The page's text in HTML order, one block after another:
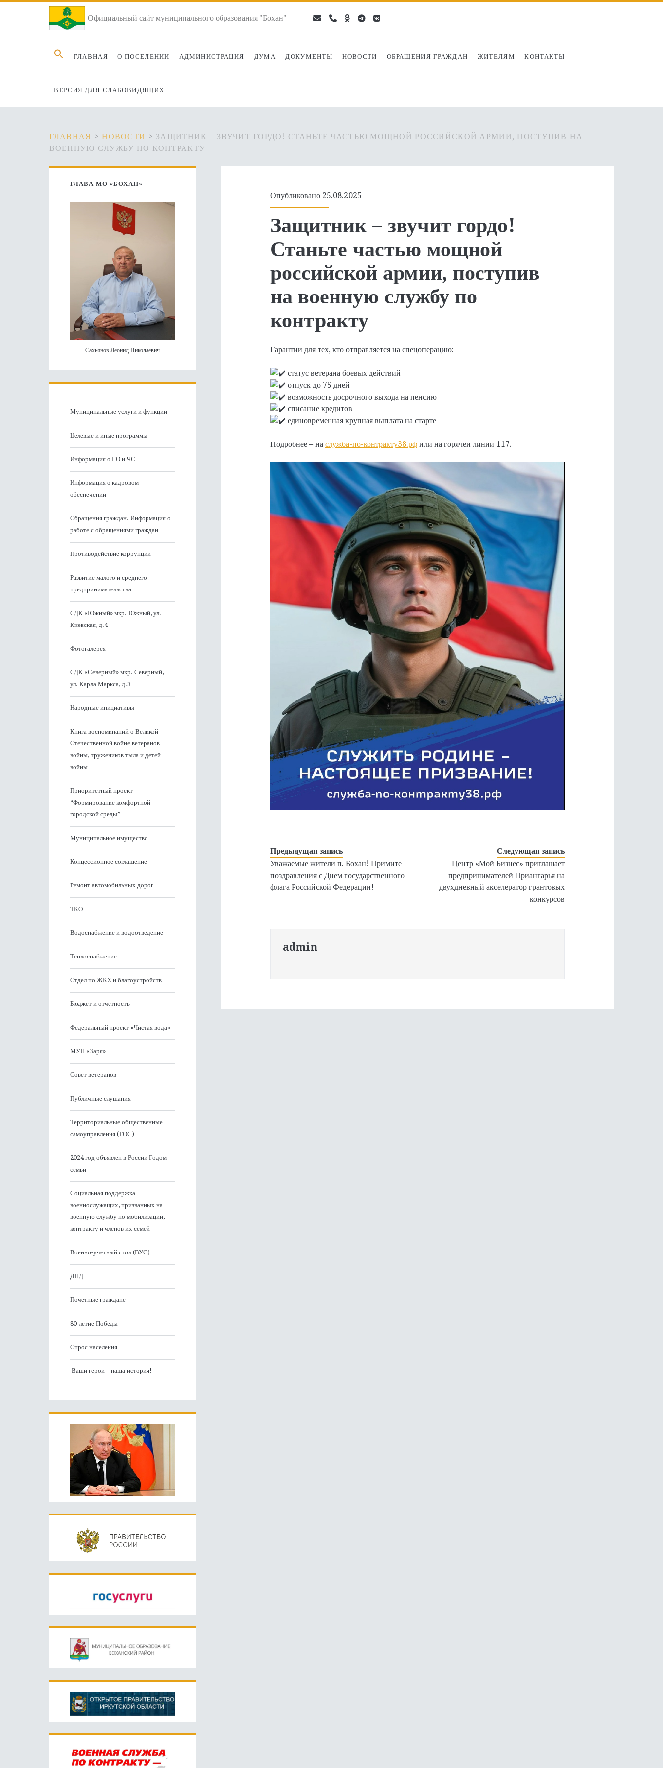
Официальный сайт муниципального образования "Бохан"
Search
for:
ГЛАВНАЯ О ПОСЕЛЕНИИ АДМИНИСТРАЦИЯ ДУМА ДОКУМЕНТЫ НОВОСТИ ОБРАЩЕНИЯ ГРАЖДАН ЖИТЕЛЯМ КОНТАКТЫ
ВЕРСИЯ ДЛЯ СЛАБОВИДЯЩИХ
emailphone
ok- telegram
vk
ГЛАВНАЯ >НОВОСТИ > ЗАЩИТНИК – ЗВУЧИТ ГОРДО! СТАНЬТЕ ЧАСТЬЮ МОЩНОЙ РОССИЙСКОЙ АРМИИ, ПОСТУПИВ НА
ВОЕННУЮ СЛУЖБУ ПО КОНТРАКТУ
Опубликовано 25.08.2025
Защитник – звучит гордо!
Станьте частью мощной
российской армии, поступив
на военную службу по
контракту
Гарантии для тех, кто отправляется на спецоперацию:
статус ветерана боевых действий
отпуск до 75 дней
возможность досрочного выхода на пенсию
списание кредитов
единовременная крупная выплата на старте
Подробнее – на служба-по-контракту38.рфили на горячей линии 117.
Предыдущая запись
Уважаемые жители п. Бохан! Примите
поздравления с Днем государственного
флага Российской Федерации!
Следующая запись
Центр «Мой Бизнес» приглашает
предпринимателей Приангарья на
двухдневный акселератор грантовых
конкурсов
admin
Основная
боковая
ГЛАВА МО «БОХАН»
Сахьянов Леонид Николаевич
Муниципальные услуги и функции
Целевые и иные программы
Информация о ГО и ЧС
Информация о кадровом
обеспечении
Обращения граждан. Информация о
работе с обращениями граждан
Противодействие коррупции
Развитие малого и среднего
предпринимательства
СДК «Южный» мкр. Южный, ул.
Киевская, д.4
Фотогалерея
СДК «Северный» мкр. Северный,
ул. Карла Маркса, д.3
Народные инициативы
Книга воспоминаний о Великой
Отечественной войне ветеранов
войны, тружеников тыла и детей
войны
Приоритетный проект
“Формирование комфортной
городской среды”
Муниципальное имущество
Концессионное соглашение
Ремонт автомобильных дорог
ТКО
Водоснабжение и водоотведение
Теплоснабжение
Отдел по ЖКХ и благоустройств
Бюджет и отчетность
Федеральный проект «Чистая вода»
МУП «Заря»
Совет ветеранов
Публичные слушания
Территориальные общественные
самоуправления (ТОС)
2024 год объявлен в России Годом
семьи
Социальная поддержка
военнослужащих, призванных на
военную службу по мобилизации,
контракту и членов их семей
Военно-учетный стол (ВУС)
ДНД
Почетные граждане
80-летие Победы
Опрос населения
Ваши герои – наша история!